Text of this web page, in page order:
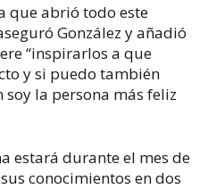
que abrió todo este
González y añadió
“inspirarlos a que
y si puedo también
la persona más feliz
estará durante el mes de
conocimientos en dos